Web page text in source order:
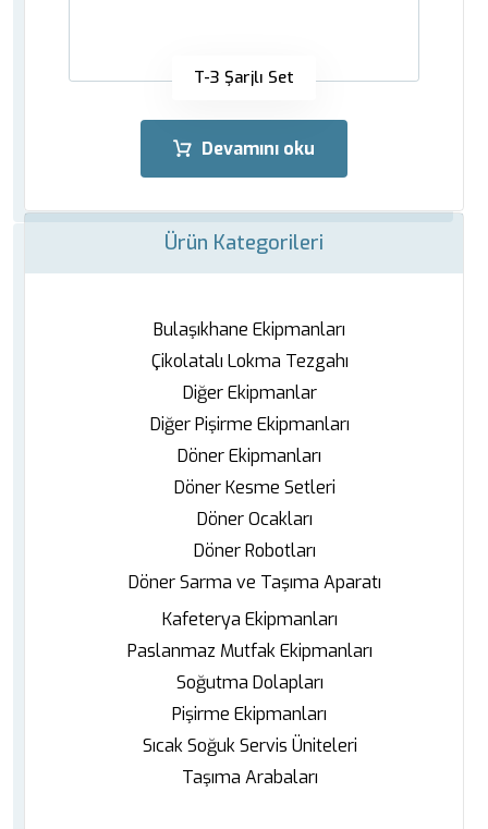
T-3 Şarjlı Set
Devamını oku
Ürün Kategorileri
Bulaşıkhane Ekipmanları
Çikolatalı Lokma Tezgahı
Diğer Ekipmanlar
Diğer Pişirme Ekipmanları
Döner Ekipmanları
Döner Kesme Setleri
Döner Ocakları
Döner Robotları
Döner Sarma ve Taşıma Aparatı
Kafeterya Ekipmanları
Paslanmaz Mutfak Ekipmanları
Soğutma Dolapları
Pişirme Ekipmanları
Sıcak Soğuk Servis Üniteleri
Taşıma Arabaları